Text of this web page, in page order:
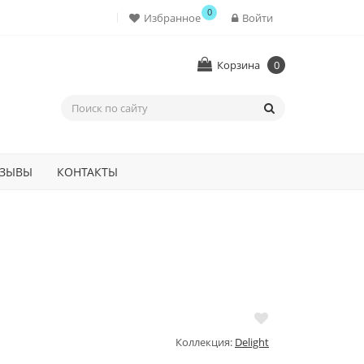
Войти
Избранное 0
Корзина 0
КОНТАКТЫ
Коллекция: Delight